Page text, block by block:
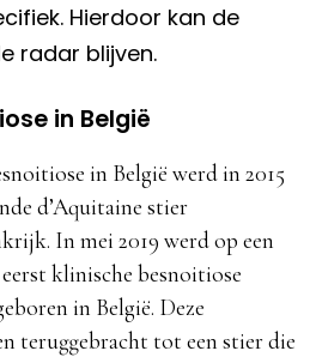
Hierdoor kan de
radar blijven.
in België
in België werd in 2015
d’Aquitaine stier
In mei 2019 werd op een
klinische besnoitiose
in België. Deze
teruggebracht tot een stier die